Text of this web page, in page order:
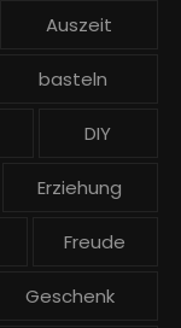
Auszeit
basteln
DIY
Erziehung
Freude
Geschenk